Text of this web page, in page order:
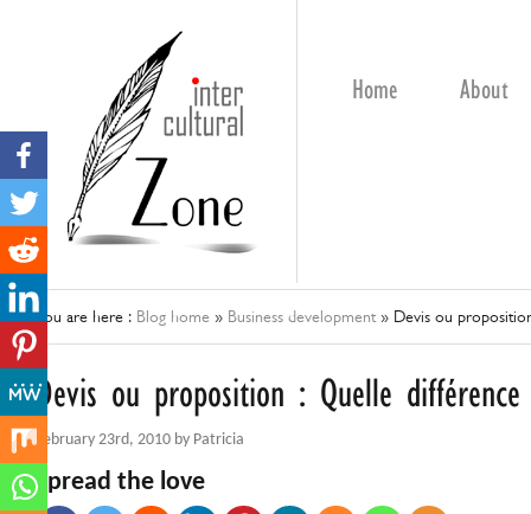
Home About
You are here : Blog home » Business development » Devis ou
Devis ou proposition : Quelle différence
February 23rd, 2010 by Patricia
Spread the love